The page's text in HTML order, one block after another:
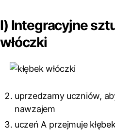
I) Integracyjne
włóczki
uprzedzamy uczniów,
nawzajem
uczeń A przejmuje